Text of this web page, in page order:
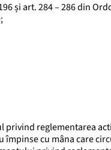
și art. 284 – 286 din
privind reglementarea
cu mâna care